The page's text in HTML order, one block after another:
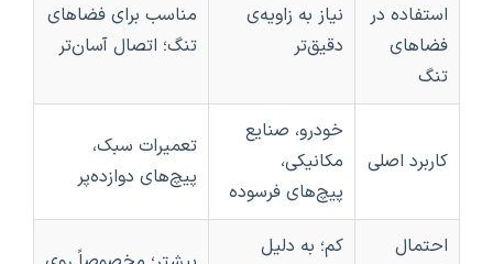
استفاده در
فضاهای
تنگ
نیاز به زاویه‌ی
دقیق‌تر
مناسب برای فضاهای
تنگ؛ اتصال آسان‌تر
کاربرد اصلی
خودرو، صنایع
مکانیکی،
پیچ‌های فرسوده
تعمیرات سبک،
پیچ‌های دوازده‌پر
احتمال
کم؛ به دلیل